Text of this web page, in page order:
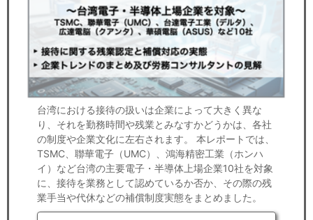
台湾における接待の扱いは企業によって大きく異な
り、それを勤務時間や残業とみなすかどうかは、各社
の制度や企業文化に左右されます。 本レポートでは、
TSMC、聯華電子（UMC）、鴻海精密工業（ホンハ
イ）など台湾の主要電子・半導体上場企業10社を対象
に、接待を業務として認めているか否か、その際の残
業手当や代休などの補償制度実態をまとめました。